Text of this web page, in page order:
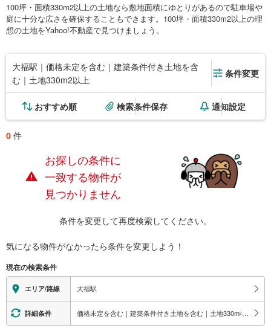
100坪・面積330m2以上の土地なら敷地面積にゆとりがあるので駐車場や
庭に十分な広さを確保することもできます。100坪・面積330m2以上の理
想の土地をYahoo!不動産で見つけましょう。
大福駅｜価格未定を含む｜建築条件付き土地を含
む｜土地330m2以上
条件変更
おすすめ順 検索条件保存 通知設定
0 件
お探しの条件に
一致する物件が
見つかりません
条件を変更して再度検索してください。
気になる物件がなかったら条件を変更しよう！
現在の検索条件
エリア/路線 大福駅
詳細条件 価格未定を含む｜建築条件付き土地を含む｜土地330m2 以上